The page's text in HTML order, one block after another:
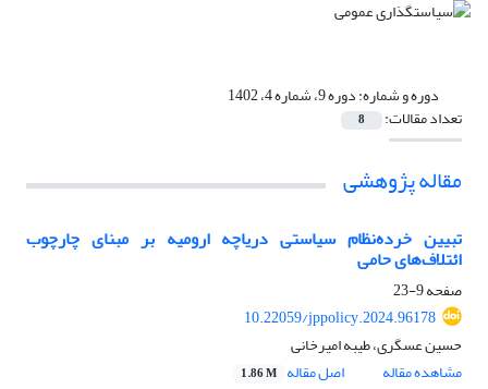
دوره و شماره:دوره 9، شماره 4، 1402
تعداد مقالات: 8
مقاله پژوهشی
تبیین خرده‌نظام سیاستی دریاچه ارومیه بر مبنای چارچوب
ائتلاف‌های حامی
صفحه9-23
10.22059/jppolicy.2024.96178
حسین عسگری، طیبه امیرخانی
مشاهده مقاله
اصل مقاله 1.86 M